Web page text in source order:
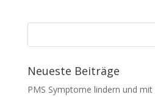
Neueste Beiträge
PMS Symptome lindern und